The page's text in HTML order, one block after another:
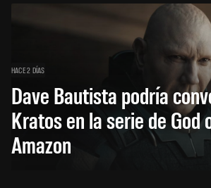
HACE 2 DÍAS
Dave Bautista podría
Kratos en la serie de God
Amazon